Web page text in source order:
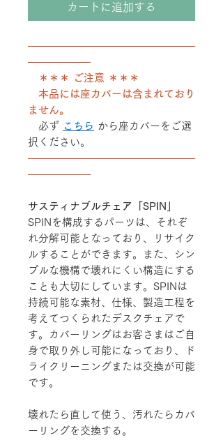
カートに追加する
――――――――――――――――
――――――
＊＊＊ ご注意 ＊＊＊
本品には座カバーは含まれており
ません。
必ず こちら から座カバーをご選
択ください。
――――――――――――――――
――――――
サスティナブルチェア「SPIN」
SPINを構成するパーツは、それぞ
れ分解可能となっており、リサイク
ルすることができます。また、シン
プルな機構で壊れにくい構造にする
ことも大切にしています。SPINは
持続可能な素材、仕様、製造工程を
考えてつくられたデスクチェアで
す。カバーリングはお客さまはご自
身で取り外し可能になっており、ド
ライクリーニングまたは交換が可能
です。
壊れたら直して使う、汚れたらカバ
ーリングを交換する。